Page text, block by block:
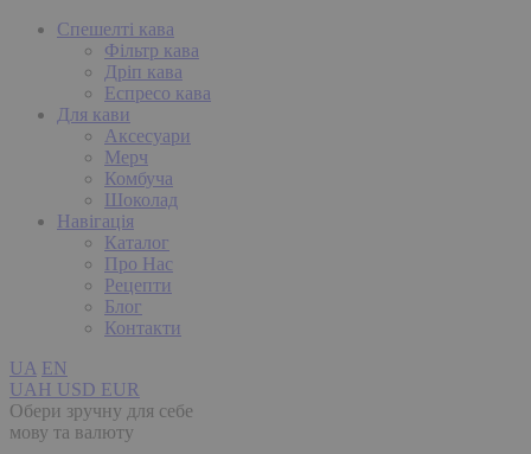
Спешелті кава
Фільтр кава
Дріп кава
Еспресо кава
Для кави
Аксесуари
Мерч
Комбуча
Шоколад
Навігація
Каталог
Про Нас
Рецепти
Блог
Контакти
UA EN
UAH USD EUR
Обери зручну для себе
мову та валюту